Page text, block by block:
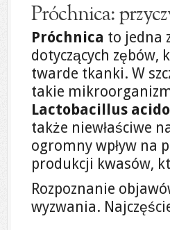
Próchnica:
Próchnica to jedna
dotyczących zębów,
twarde tkanki. W
takie
Lactobacillus
także niewłaściwe
ogromny wpływ na
produkcji kwasów,
Rozpoznanie
wyzwania.